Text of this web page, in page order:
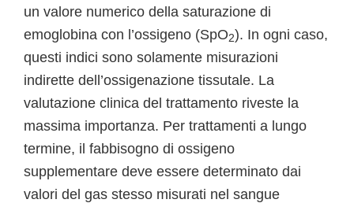
un valore numerico della saturazione di
emoglobina con l’ossigeno (SpO2). In ogni caso,
questi indici sono solamente misurazioni
indirette dell’ossigenazione tissutale. La
valutazione clinica del trattamento riveste la
massima importanza. Per trattamenti a lungo
termine, il fabbisogno di ossigeno
supplementare deve essere determinato dai
valori del gas stesso misurati nel sangue